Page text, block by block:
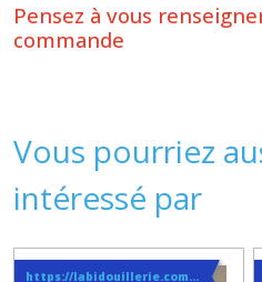
Pensez à vous
commande
Vous pourriez
intéressé par
https://labidouillerie.com/page/356991-INFO-SUR-LES-LIVRAISONS.html